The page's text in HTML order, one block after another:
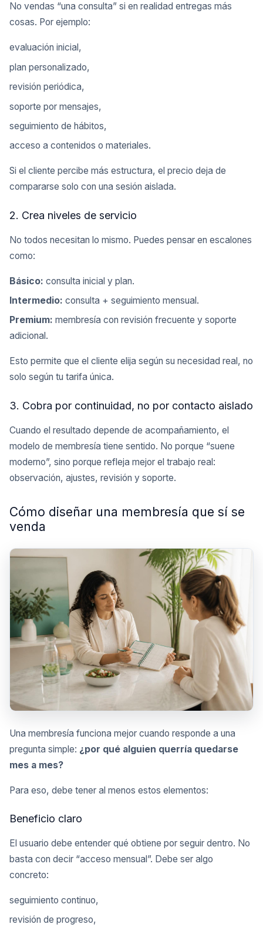
No vendas “una consulta” si en realidad entregas más
cosas. Por ejemplo:
evaluación inicial,
plan personalizado,
revisión periódica,
soporte por mensajes,
seguimiento de hábitos,
acceso a contenidos o materiales.
Si el cliente percibe más estructura, el precio deja de
compararse solo con una sesión aislada.
2. Crea niveles de servicio
No todos necesitan lo mismo. Puedes pensar en escalones
como:
Básico: consulta inicial y plan.
Intermedio: consulta + seguimiento mensual.
Premium: membresía con revisión frecuente y soporte
adicional.
Esto permite que el cliente elija según su necesidad real, no
solo según tu tarifa única.
3. Cobra por continuidad, no por contacto aislado
Cuando el resultado depende de acompañamiento, el
modelo de membresía tiene sentido. No porque “suene
moderno”, sino porque refleja mejor el trabajo real:
observación, ajustes, revisión y soporte.
Cómo diseñar una membresía que sí se
venda
Una membresía funciona mejor cuando responde a una
pregunta simple: ¿por qué alguien querría quedarse
mes a mes?
Para eso, debe tener al menos estos elementos:
Beneficio claro
El usuario debe entender qué obtiene por seguir dentro. No
basta con decir “acceso mensual”. Debe ser algo
concreto:
seguimiento continuo,
revisión de progreso,